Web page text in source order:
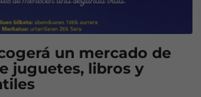
un mercado de
juguetes, libros y